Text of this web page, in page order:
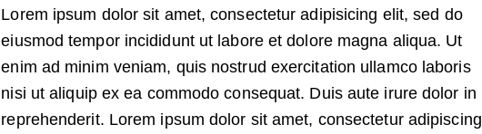
Lorem ipsum dolor sit amet, consectetur adipisicing elit, sed do
eiusmod tempor incididunt ut labore et dolore magna aliqua. Ut
enim ad minim veniam, quis nostrud exercitation ullamco laboris
nisi ut aliquip ex ea commodo consequat. Duis aute irure dolor in
reprehenderit. Lorem ipsum dolor sit amet, consectetur adipiscing